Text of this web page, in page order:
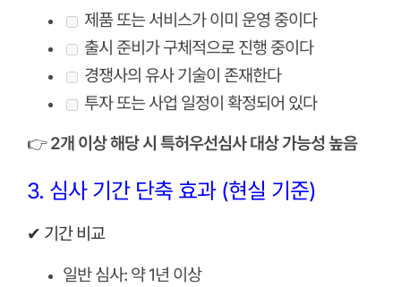
제품 또는 서비스가 이미 운영 중이다
출시 준비가 구체적으로 진행 중이다
경쟁사의 유사 기술이 존재한다
투자 또는 사업 일정이 확정되어 있다
👉2개 이상 해당 시 특허우선심사 대상 가능성 높음
3. 심사 기간 단축 효과 (현실 기준)
✔ 기간 비교
일반 심사: 약 1년 이상